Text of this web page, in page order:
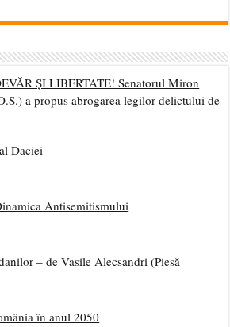
ȘI LIBERTATE! Senatorul Miron
a propus abrogarea legilor delictului de
Daciei
Antisemitismului
– de Vasile Alecsandri (Piesă
în anul 2050